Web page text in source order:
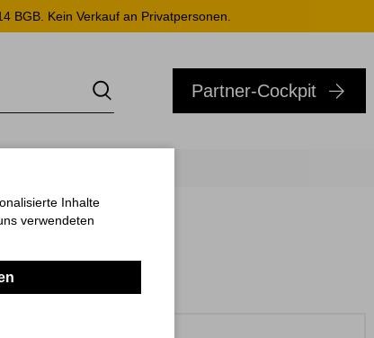
BGB. Kein Verkauf an Privatpersonen.
Partner-Cockpit
Inhalte
verwendeten